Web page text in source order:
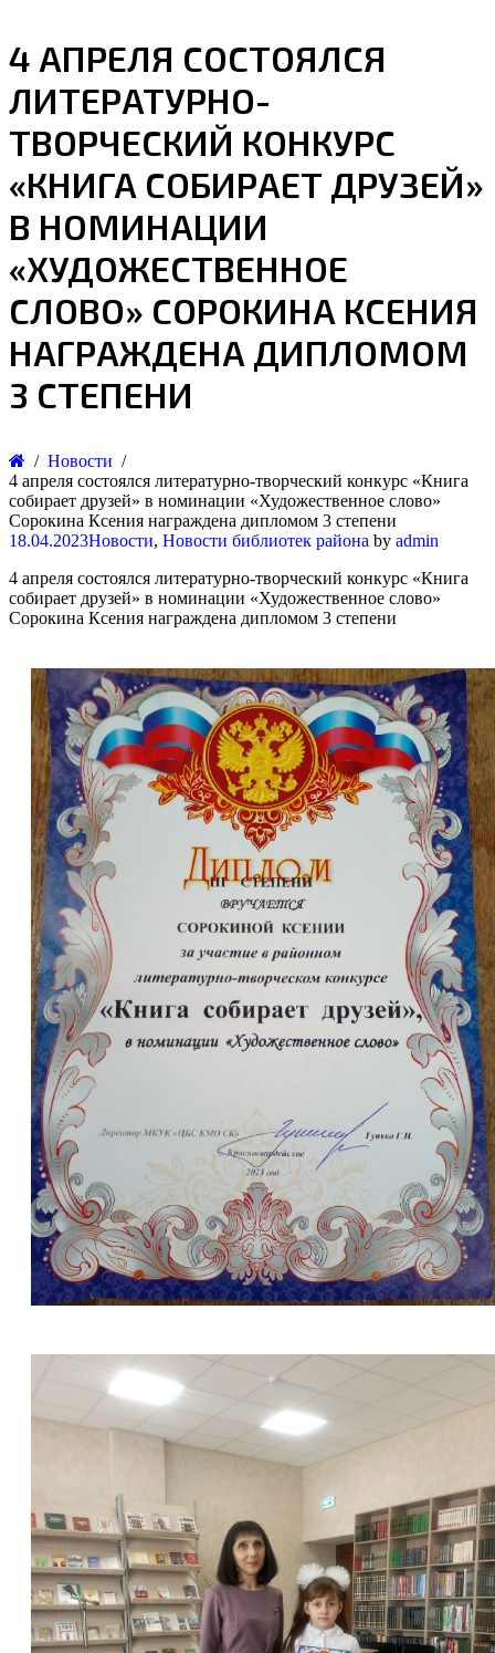
4 АПРЕЛЯ СОСТОЯЛСЯ
ЛИТЕРАТУРНО-
ТВОРЧЕСКИЙ КОНКУРС
«КНИГА СОБИРАЕТ ДРУЗЕЙ»
В НОМИНАЦИИ
«ХУДОЖЕСТВЕННОЕ
СЛОВО» СОРОКИНА КСЕНИЯ
НАГРАЖДЕНА ДИПЛОМОМ
3 СТЕПЕНИ
Новости
4 апреля состоялся литературно-творческий конкурс «Книга
собирает друзей» в номинации «Художественное слово»
Сорокина Ксения награждена дипломом 3 степени
18.04.2023Новости, Новости библиотек района by admin
4 апреля состоялся литературно-творческий конкурс «Книга
собирает друзей» в номинации «Художественное слово»
Сорокина Ксения награждена дипломом 3 степени